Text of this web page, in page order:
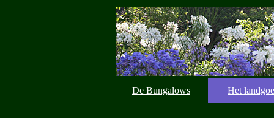
De Bungalows Het